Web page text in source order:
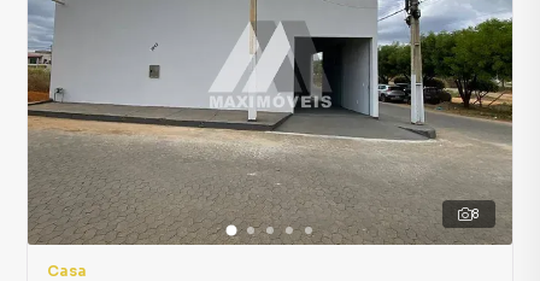
8
Casa